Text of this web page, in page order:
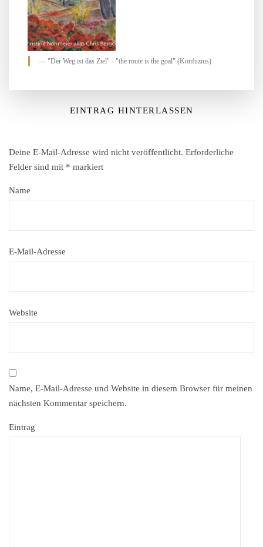
"Der Weg ist das Ziel" - "the route is the goal" (Konfuzius)
EINTRAG HINTERLASSEN
Deine E-Mail-Adresse wird nicht veröffentlicht. Erforderliche
Felder sind mit * markiert
Name
E-Mail-Adresse
Website
Name, E-Mail-Adresse und Website in diesem Browser für meinen
nächsten Kommentar speichern.
Eintrag